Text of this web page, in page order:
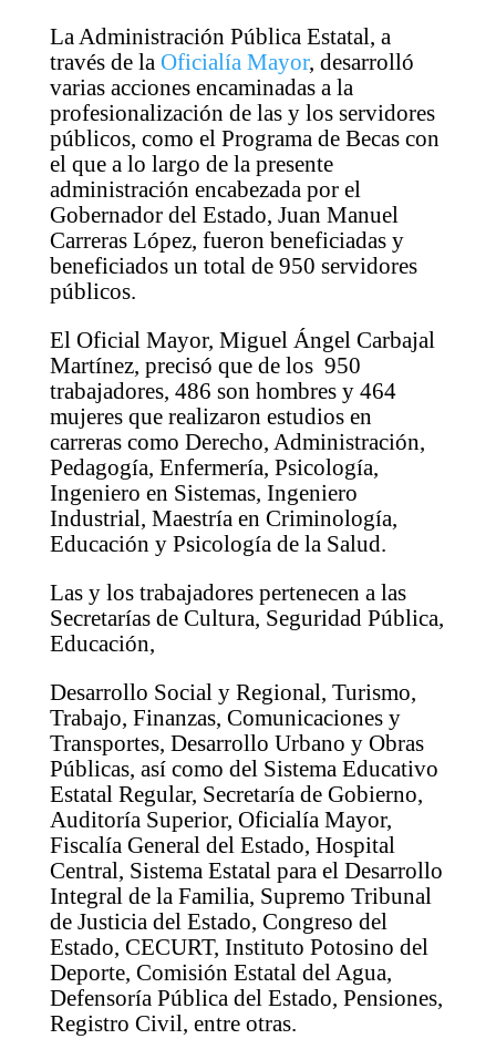
La Administración Pública Estatal, a
través de la Oficialía Mayor, desarrolló
varias acciones encaminadas a la
profesionalización de las y los servidores
públicos, como el Programa de Becas con
el que a lo largo de la presente
administración encabezada por el
Gobernador del Estado, Juan Manuel
Carreras López, fueron beneficiadas y
beneficiados un total de 950 servidores
públicos.
El Oficial Mayor, Miguel Ángel Carbajal
Martínez, precisó que de los 950
trabajadores, 486 son hombres y 464
mujeres que realizaron estudios en
carreras como Derecho, Administración,
Pedagogía, Enfermería, Psicología,
Ingeniero en Sistemas, Ingeniero
Industrial, Maestría en Criminología,
Educación y Psicología de la Salud.
Las y los trabajadores pertenecen a las
Secretarías de Cultura, Seguridad Pública,
Educación,
Desarrollo Social y Regional, Turismo,
Trabajo, Finanzas, Comunicaciones y
Transportes, Desarrollo Urbano y Obras
Públicas, así como del Sistema Educativo
Estatal Regular, Secretaría de Gobierno,
Auditoría Superior, Oficialía Mayor,
Fiscalía General del Estado, Hospital
Central, Sistema Estatal para el Desarrollo
Integral de la Familia, Supremo Tribunal
de Justicia del Estado, Congreso del
Estado, CECURT, Instituto Potosino del
Deporte, Comisión Estatal del Agua,
Defensoría Pública del Estado, Pensiones,
Registro Civil, entre otras.